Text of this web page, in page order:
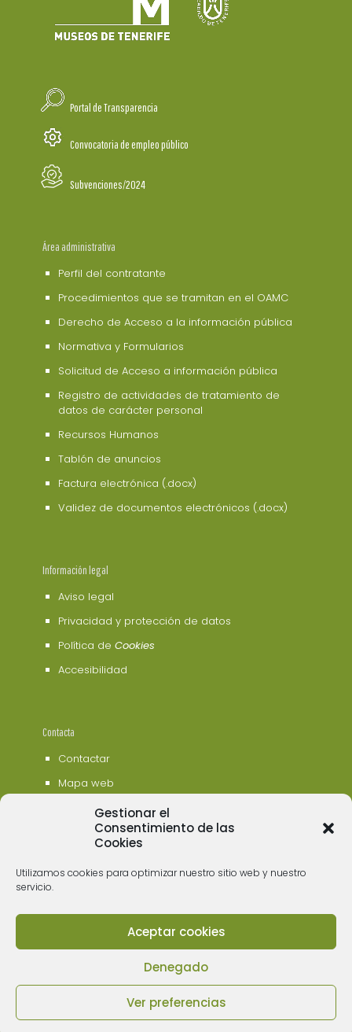
Gestionar el
Consentimiento de las
Cookies
Utilizamos cookies para optimizar nuestro sitio web y nuestro
servicio.
Aceptar cookies
Denegado
Ver preferencias
Portal de Transparencia
Convocatoria de empleo público
Subvenciones/2024
Área administrativa
Perfil del contratante
Procedimientos que se tramitan en el OAMC
Derecho de Acceso a la información pública
Normativa y Formularios
Solicitud de Acceso a información pública
Registro de actividades de tratamiento de
datos de carácter personal
Recursos Humanos
Tablón de anuncios
Factura electrónica (.docx)
Validez de documentos electrónicos (.docx)
Información legal
Aviso legal
Privacidad y protección de datos
Política de Cookies
Accesibilidad
Contacta
Contactar
Mapa web
© 2006 - 2023 Museos de Tenerife. Todos los
derechos reservados